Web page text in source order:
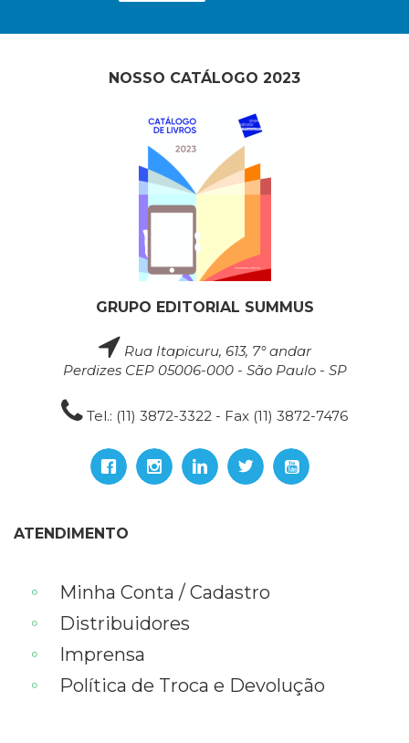
NOSSO CATÁLOGO 2023
GRUPO EDITORIAL SUMMUS
Rua Itapicuru, 613, 7° andar
Perdizes CEP 05006-000 - São Paulo - SP
Tel.: (11) 3872-3322 - Fax (11) 3872-7476
ATENDIMENTO
Minha Conta / Cadastro
Distribuidores
Imprensa
Política de Troca e Devolução